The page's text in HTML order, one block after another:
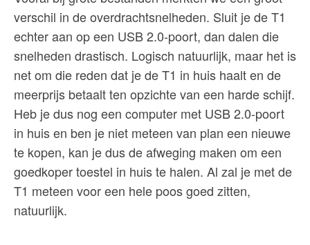
verschil in de overdrachtsnelheden. Sluit je de T1
echter aan op een USB 2.0-poort, dan dalen die
snelheden drastisch. Logisch natuurlijk, maar het is
net om die reden dat je de T1 in huis haalt en de
meerprijs betaalt ten opzichte van een harde schijf.
Heb je dus nog een computer met USB 2.0-poort
in huis en ben je niet meteen van plan een nieuwe
te kopen, kan je dus de afweging maken om een
goedkoper toestel in huis te halen. Al zal je met de
T1 meteen voor een hele poos goed zitten,
natuurlijk.